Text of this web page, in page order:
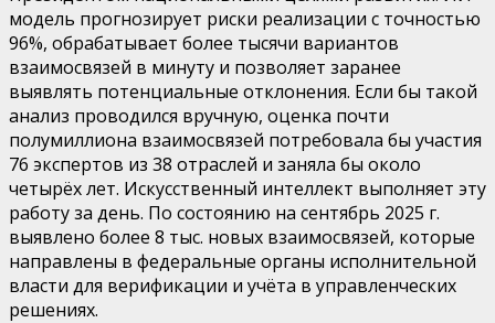
модель прогнозирует риски реализации с точностью
96%, обрабатывает более тысячи вариантов
взаимосвязей в минуту и позволяет заранее
выявлять потенциальные отклонения. Если бы такой
анализ проводился вручную, оценка почти
полумиллиона взаимосвязей потребовала бы участия
76 экспертов из 38 отраслей и заняла бы около
четырёх лет. Искусственный интеллект выполняет эту
работу за день. По состоянию на сентябрь 2025 г.
выявлено более 8 тыс. новых взаимосвязей, которые
направлены в федеральные органы исполнительной
власти для верификации и учёта в управленческих
решениях.